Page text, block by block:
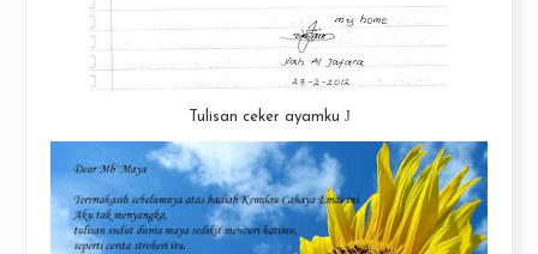
Tulisan ceker ayamku J